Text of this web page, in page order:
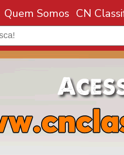
Quem Somos CN